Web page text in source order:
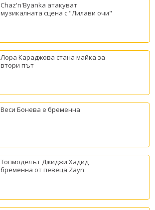
Chaz'n'Byanka атакуват
музикалната сцена с "Лилави очи"
Лора Караджова стана майка за
втори път
Веси Бонева е бременна
Топмоделът Джиджи Хадид
бременна от певеца Zayn